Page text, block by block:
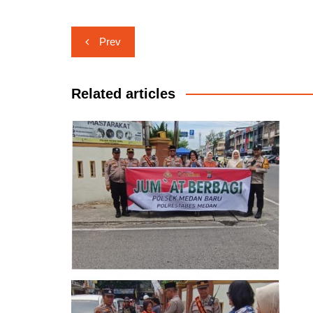
Navigasi
pos
Prev
Related articles